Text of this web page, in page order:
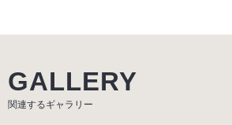
GALLERY
関連するギャラリー